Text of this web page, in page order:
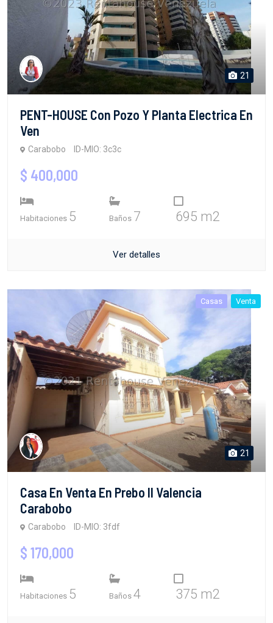
21
PENT-HOUSE Con Pozo Y Planta Electrica En
Ven
Carabobo ID-MIO: 3c3c
$ 400,000
Habitaciones 5 Baños 7 695 m2
Ver detalles
Casas Venta
21
Casa En Venta En Prebo II Valencia
Carabobo
Carabobo ID-MIO: 3fdf
$ 170,000
Habitaciones 5 Baños 4 375 m2